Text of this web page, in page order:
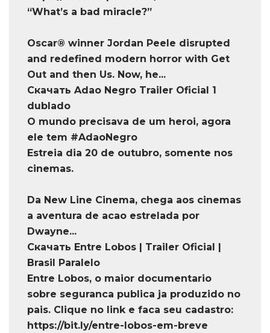
“What’s a bad miracle?”
Oscar® winner Jordan Peele disrupted
and redefined modern horror with Get
Out and then Us. Now, he...
Скачать Adao Negro Trailer Oficial 1
dublado
O mundo precisava de um heroi, agora
ele tem #AdaoNegro
Estreia dia 20 de outubro, somente nos
cinemas.
Da New Line Cinema, chega aos cinemas
a aventura de acao estrelada por
Dwayne...
Скачать Entre Lobos | Trailer Oficial |
Brasil Paralelo
Entre Lobos, o maior documentario
sobre seguranca publica ja produzido no
pais. Clique no link e faca seu cadastro:
https://bit.ly/entre-lobos-em-breve